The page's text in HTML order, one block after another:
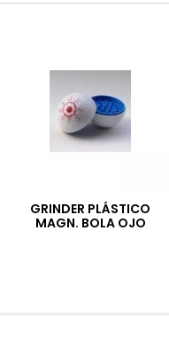
GRINDER PLÁSTICO
MAGN. BOLA OJO